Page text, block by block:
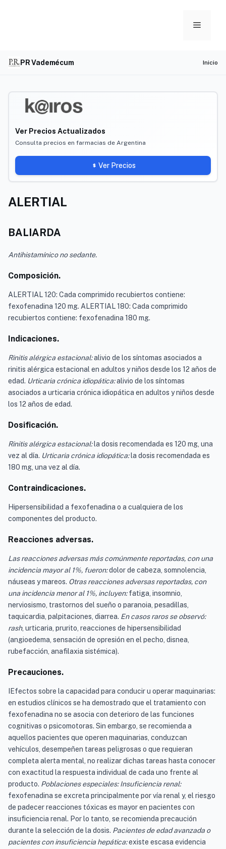
Menu
PR Vademécum Inicio
Ver Precios Actualizados
Consulta precios en farmacias de Argentina
Ver Precios
ALERTIAL
BALIARDA
Antihistamínico no sedante.
Composición.
ALERTIAL 120: Cada comprimido recubiertos contiene:
fexofenadina 120 mg. ALERTIAL 180: Cada comprimido
recubiertos contiene: fexofenadina 180 mg.
Indicaciones.
Rinitis alérgica estacional:alivio de los síntomas asociados a
rinitis alérgica estacional en adultos y niños desde los 12 años de
edad. Urticaria crónica idiopática:alivio de los síntomas
asociados a urticaria crónica idiopática en adultos y niños desde
los 12 años de edad.
Dosificación.
Rinitis alérgica estacional:la dosis recomendada es 120 mg, una
vez al día. Urticaria crónica idiopática:la dosis recomendada es
180 mg, una vez al día.
Contraindicaciones.
Hipersensibilidad a fexofenadina o a cualquiera de los
componentes del producto.
Reacciones adversas.
Las reacciones adversas más comúnmente reportadas, con una
incidencia mayor al 1%, fueron:dolor de cabeza, somnolencia,
náuseas y mareos. Otras reacciones adversas reportadas, con
una incidencia menor al 1%, incluyen:fatiga, insomnio,
nerviosismo, trastornos del sueño o paranoia, pesadillas,
taquicardia, palpitaciones, diarrea. En casos raros se observó:
rash, urticaria, prurito, reacciones de hipersensibilidad
(angioedema, sensación de opresión en el pecho, disnea,
rubefacción, anafilaxia sistémica).
Precauciones.
IEfectos sobre la capacidad para conducir u operar maquinarias:
en estudios clínicos se ha demostrado que el tratamiento con
fexofenadina no se asocia con deterioro de las funciones
cognitivas o psicomotoras. Sin embargo, se recomienda a
aquellos pacientes que operen maquinarias, conduzcan
vehículos, desempeñen tareas peligrosas o que requieran
completa alerta mental, no realizar dichas tareas hasta conocer
con exactitud la respuesta individual de cada uno frente al
producto. Poblaciones especiales: Insuficiencia renal:
fexofenadina se excreta principalmente por vía renal y, el riesgo
de padecer reacciones tóxicas es mayor en pacientes con
insuficiencia renal. Por lo tanto, se recomienda precaución
durante la selección de la dosis. Pacientes de edad avanzada o
pacientes con insuficiencia hepática:existe escasa evidencia